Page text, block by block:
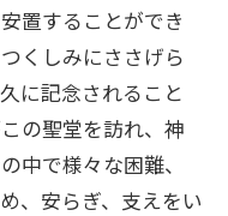
置することができ
くしみにささげら
に記念されること
の聖堂を訪れ、神
中で様々な困難、
、安らぎ、支えをい